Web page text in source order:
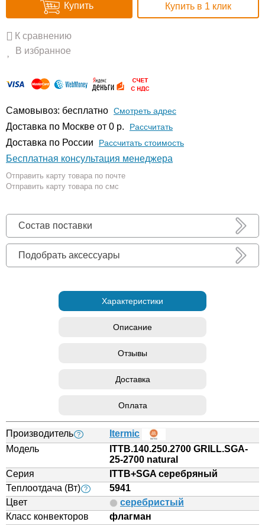
Купить Купить в 1 клик
К сравнению
В избранное
Самовывоз: бесплатно Смотреть адрес
Доставка по Москве от 0 р. Расcчитать
Доставка по России Рассчитать стоимость
Бесплатная консультация менеджера
Отправить карту товара по почте
Отправить карту товара по смс
Состав поставки
Подобрать аксессуары
Характеристики
Описание
Отзывы
Доставка
Оплата
Производитель ?
Itermic
Модель
ITTB.140.250.2700 GRILL.SGA-
25-2700 natural
Серия
ITTB+SGA серебряный
Теплоотдача (Вт) ?
5941
Цвет
серебристый
Класс конвекторов
флагман